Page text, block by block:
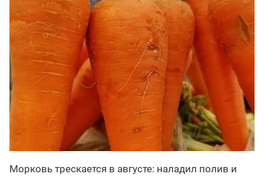
Морковь трескается в августе: наладил полив и